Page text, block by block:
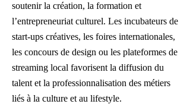
soutenir la création, la formation et
l’entrepreneuriat culturel. Les incubateurs de
start-ups créatives, les foires internationales,
les concours de design ou les plateformes de
streaming local favorisent la diffusion du
talent et la professionnalisation des métiers
liés à la culture et au lifestyle.